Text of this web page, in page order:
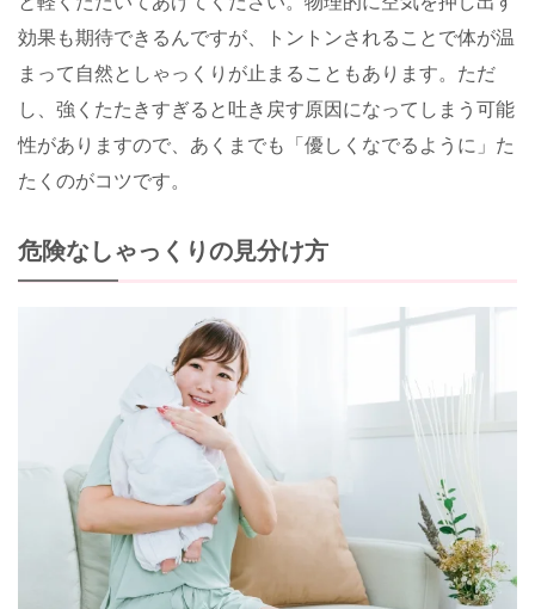
効果も期待できるんですが、トントンされることで体が温
まって自然としゃっくりが止まることもあります。ただ
し、強くたたきすぎると吐き戻す原因になってしまう可能
性がありますので、あくまでも「優しくなでるように」た
たくのがコツです。
危険なしゃっくりの見分け方